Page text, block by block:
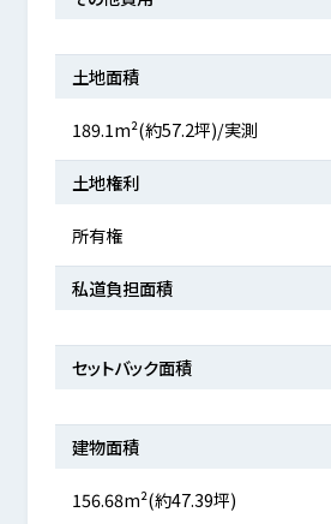
土地面積
189.1m²(約57.2坪)/実測
土地権利
所有権
私道負担面積
セットバック面積
建物面積
156.68m²(約47.39坪)